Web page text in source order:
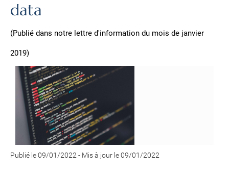
data
(Publié dans notre lettre d'information du mois de janvier
2019)
Publié le 09/01/2022 - Mis à jour le 09/01/2022